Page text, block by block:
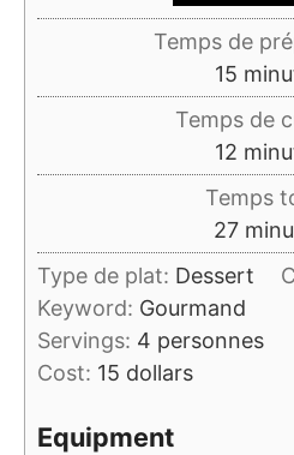
Temps de
15
Temps de
12
Temps
27
Type de plat: Dessert
Keyword: Gourmand
Servings: 4 personnes
Cost: 15 dollars
Equipment